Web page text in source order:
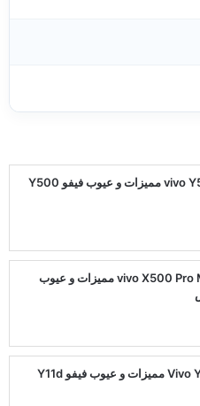
سعر و مواصفات vivo X500 Pro Max مميزات و عيوب